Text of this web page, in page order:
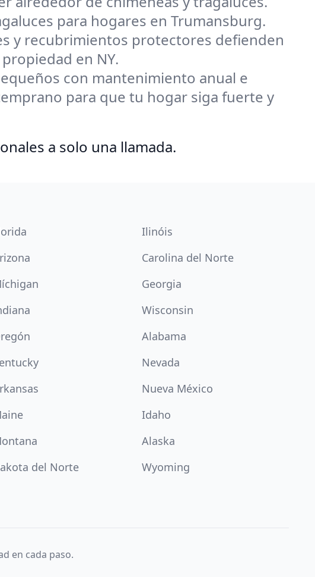
para hogares en Trumansburg.
y recubrimientos protectores defienden
en NY.
con mantenimiento anual e
para que tu hogar siga fuerte y
a solo una llamada.
Ilinóis
Carolina del Norte
Georgia
Wisconsin
Alabama
Nevada
Nueva México
Idaho
Alaska
del Norte
Wyoming
en cada paso.